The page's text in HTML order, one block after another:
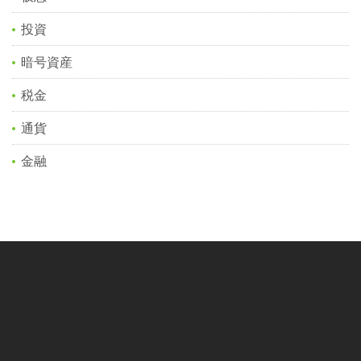
投資
暗号資産
税金
通貨
金融